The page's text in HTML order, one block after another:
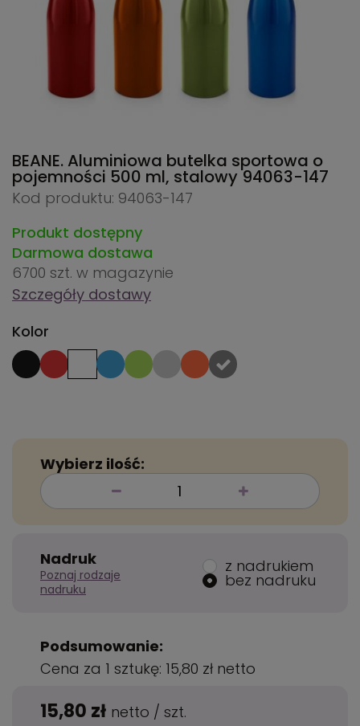
BEANE. Aluminiowa butelka sportowa o
pojemności 500 ml, stalowy94063-147
Kod produktu: 94063-147
Produkt dostępny
Darmowa dostawa
6700 szt. w magazynie
Szczegóły dostawy
Kolor
Wybierz ilość:
Nadruk
Poznaj rodzaje
nadruku
z nadrukiem
bez nadruku
Podsumowanie:
Cena za 1 sztukę: 15,80 zł netto
15,80 zł netto / szt.